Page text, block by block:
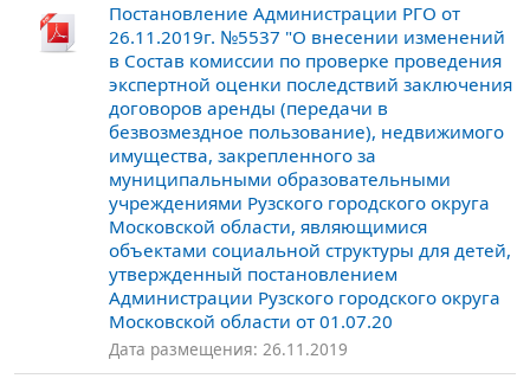
Постановление Администрации РГО от
26.11.2019г. №5537 "О внесении изменений
в Состав комиссии по проверке проведения
экспертной оценки последствий заключения
договоров аренды (передачи в
безвозмездное пользование), недвижимого
имущества, закрепленного за
муниципальными образовательными
учреждениями Рузского городского округа
Московской области, являющимися
объектами социальной структуры для детей,
утвержденный постановлением
Администрации Рузского городского округа
Московской области от 01.07.20
Дата размещения: 26.11.2019